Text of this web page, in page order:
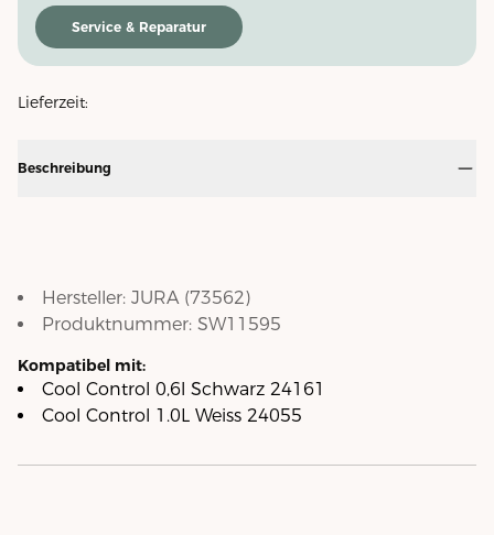
Service & Reparatur
Lieferzeit:
Beschreibung
Hersteller: JURA (73562)
Produktnummer: SW11595
Kompatibel mit:
Cool Control 0,6l Schwarz 24161
Cool Control 1.0L Weiss 24055